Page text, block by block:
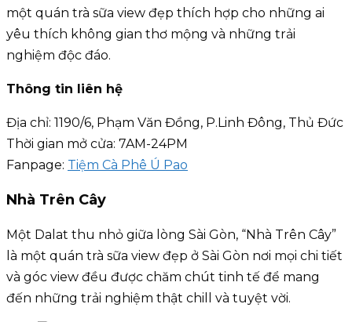
một quán trà sữa view đẹp thích hợp cho những ai
yêu thích không gian thơ mộng và những trải
nghiệm độc đáo.
Thông tin liên hệ
Địa chỉ: 1190/6, Phạm Văn Đồng, P.Linh Đông, Thủ Đức
Thời gian mở cửa: 7AM-24PM
Fanpage: Tiệm Cà Phê Ú Pao
Nhà Trên Cây
Một Dalat thu nhỏ giữa lòng Sài Gòn, “Nhà Trên Cây”
là một quán trà sữa view đẹp ở Sài Gòn nơi mọi chi tiết
và góc view đều được chăm chút tinh tế để mang
đến những trải nghiệm thật chill và tuyệt vời.